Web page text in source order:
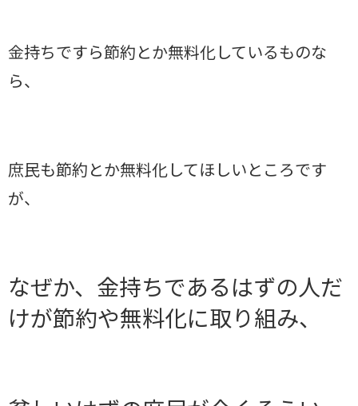
金持ちですら節約とか無料化しているものな
ら、
庶民も節約とか無料化してほしいところです
が、
なぜか、金持ちであるはずの人だ
けが節約や無料化に取り組み、